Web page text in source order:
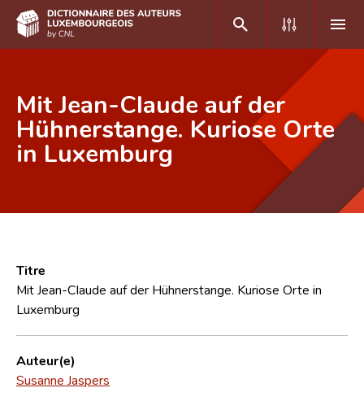
DE FR
Accueil
Recherche avancée
CNL
Équipe scientifique
Mit Jean-Claude auf der
Hühnerstange. Kuriose Orte
in Luxemburg
Titre
Mit Jean-Claude auf der Hühnerstange. Kuriose Orte in
Luxemburg
Auteur(e)
Susanne Jaspers